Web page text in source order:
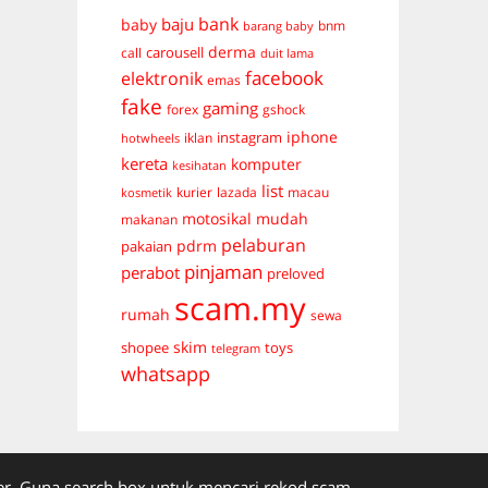
baby baju bank barang baby bnm
call carousell derma duit lama
elektronik emas facebook
fake forex gaming gshock
hotwheels iklan instagram iphone
kereta kesihatan komputer
kosmetik kurier lazada list macau
makanan motosikal mudah
pakaian pdrm pelaburan
perabot pinjaman preloved
rumah scam.my sewa
shopee skim telegram toys
whatsapp